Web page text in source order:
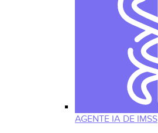
AGENTE IA DE IMSS